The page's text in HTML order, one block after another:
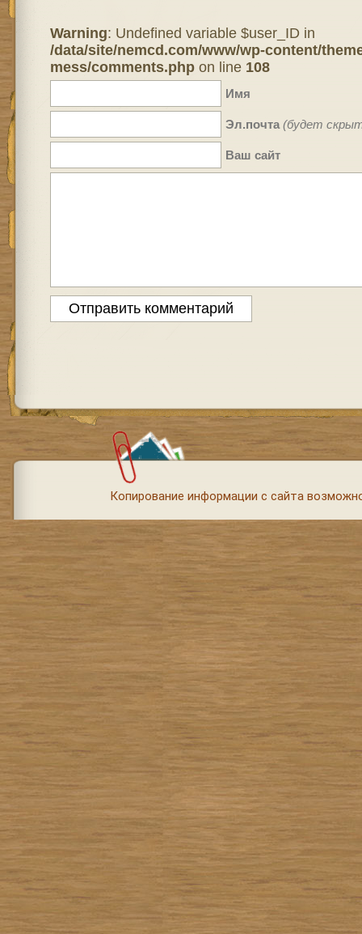
Warning: Undefined variable $user_ID in
/data/site/nemcd.com/www/wp-content/
mess/comments.phpon line 108
Имя
Эл.почта (будет
Ваш сайт
Копирование информации с сайта